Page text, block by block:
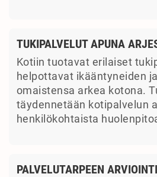
TUKIPALVELUT APUNA
Kotiin tuotavat erilaiset
helpottavat ikääntyneiden
omaistensa arkea kotona.
täydennetään kotipalvelun
henkilökohtaista
PALVELUTARPEEN